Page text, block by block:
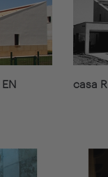
casa